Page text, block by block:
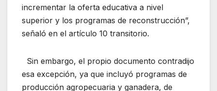
incrementar la oferta educativa a nivel
superior y los programas de reconstrucción”,
señaló en el artículo 10 transitorio.
Sin embargo, el propio documento contradijo
esa excepción, ya que incluyó programas de
producción agropecuaria y ganadera, de